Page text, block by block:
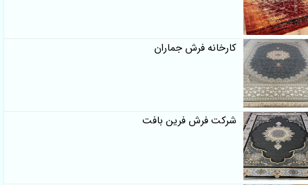
کارخانه فرش جماران
شرکت فرش فرین بافت